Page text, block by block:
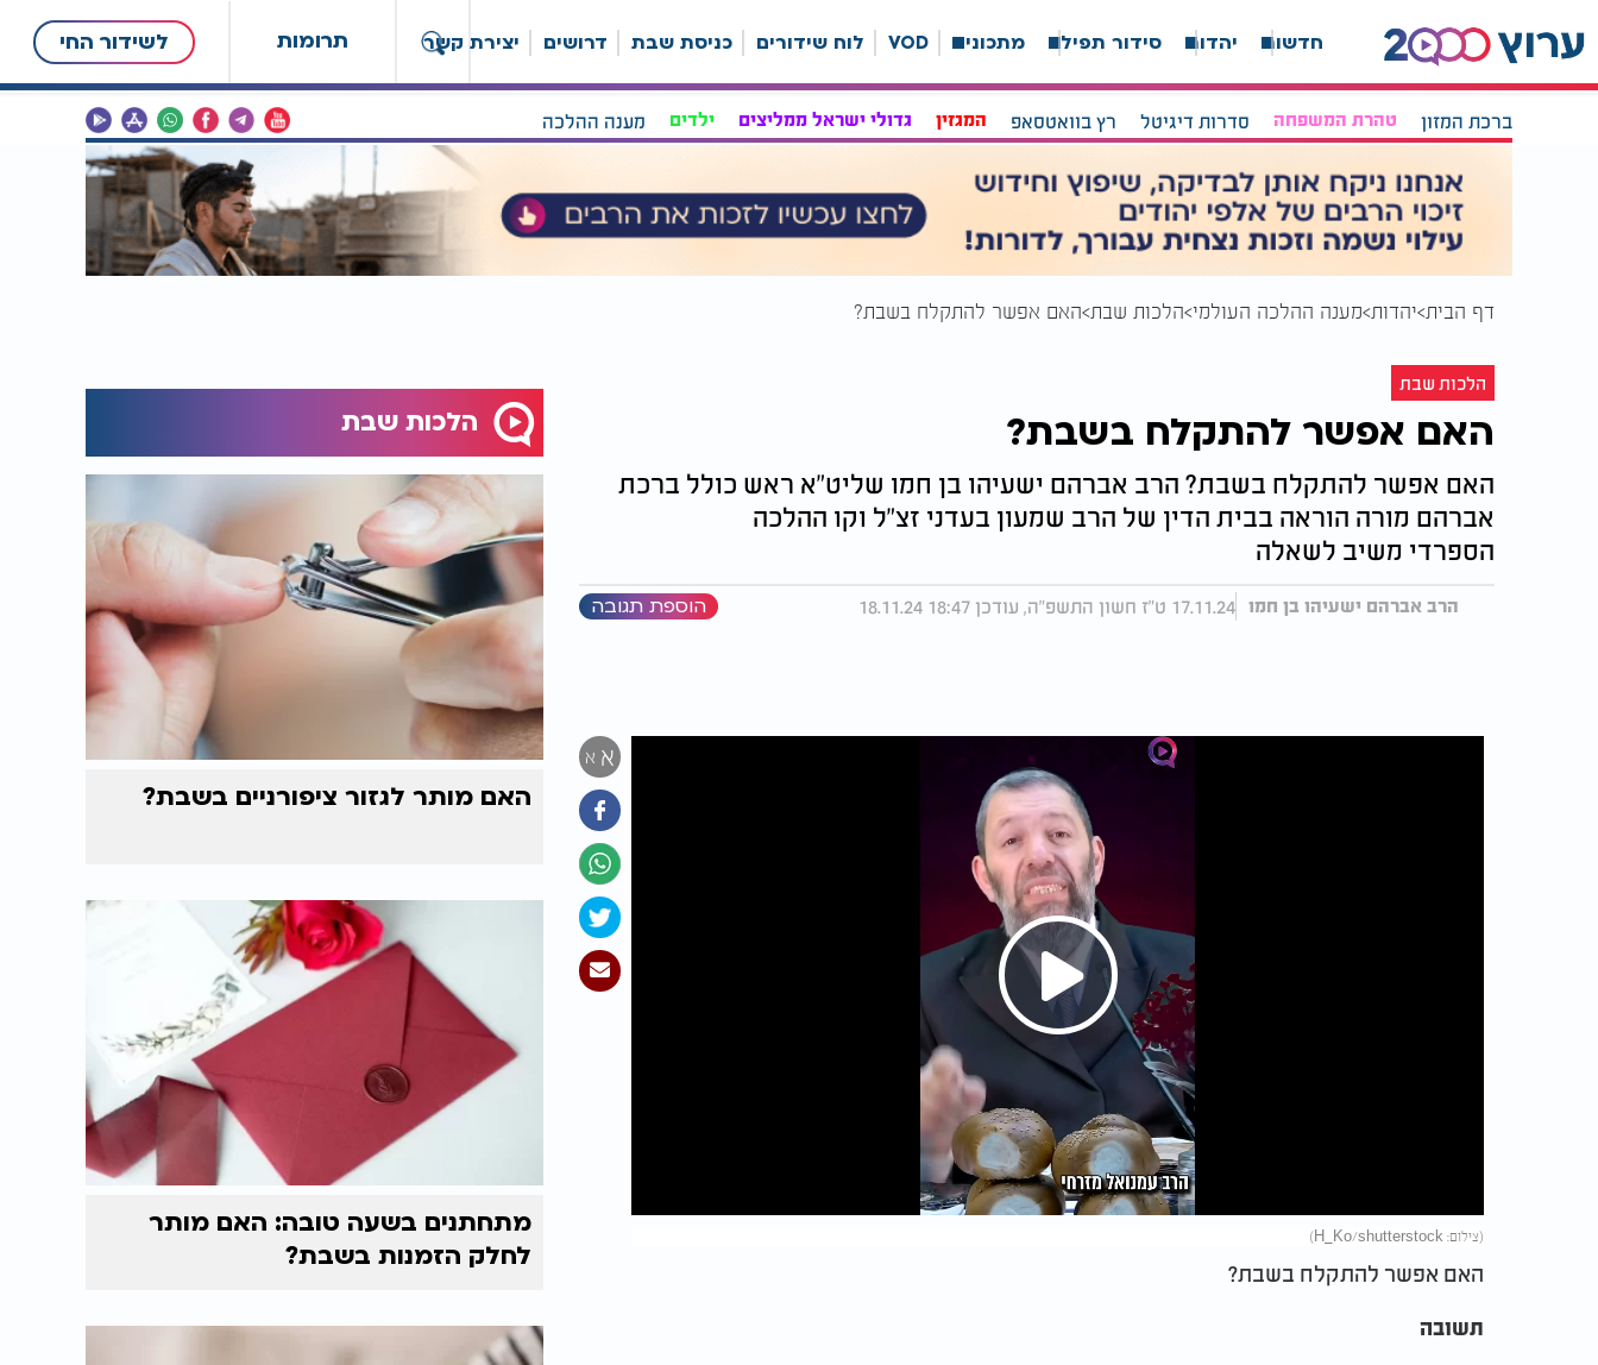
תרומות לשידור החי חדשות יהדות סידור תפילה מתכונים VOD לוח שידורים כניסת שבת דרושים יצירת קשר
ברכת המזון טהרת המשפחה סדרות דיגיטל רץ בוואטסאפ המגזין גדולי ישראל ממליצים ילדים מענה ההלכה
דף הבית יהדות מענה ההלכה העולמי הלכות שבת האם אפשר להתקלח בשבת?
הלכות שבת
האם אפשר להתקלח בשבת?
האם אפשר להתקלח בשבת? הרב אברהם ישעיהו בן חמו שליט"א ראש כולל ברכת
אברהם מורה הוראה בבית הדין של הרב שמעון בעדני זצ"ל וקו ההלכה
הספרדי משיב לשאלה
הרב אברהם ישעיהו בן חמו 17.11.24 ט"ז חשון התשפ"ה, עודכן 18:47 18.11.24 הוספת תגובה
א א
Play
Video
(צילום: H_Ko/shutterstock)
האם אפשר להתקלח בשבת?
תשובה
הלכות שבת
האם מותר לגזור ציפורניים בשבת?
מתחתנים בשעה טובה: האם מותר
לחלק הזמנות בשבת?